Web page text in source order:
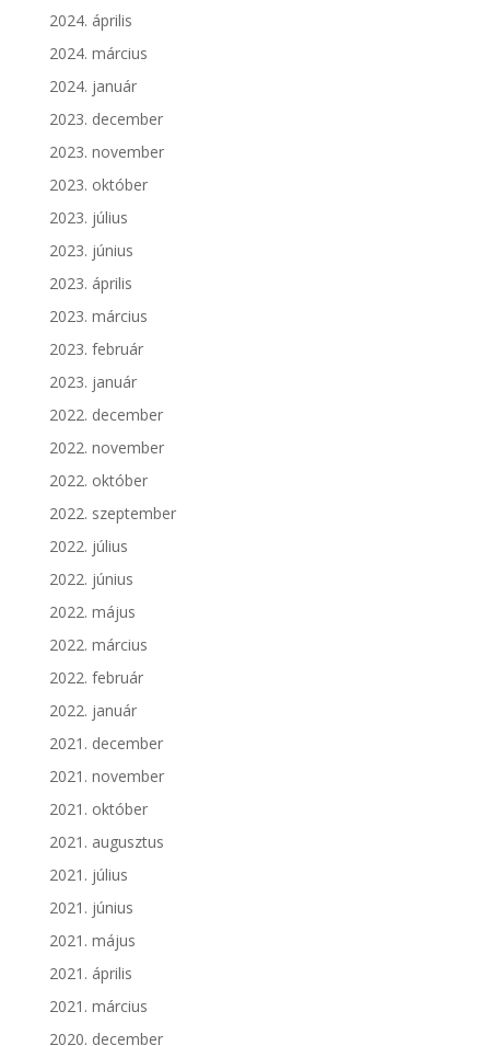
2024. április
2024. március
2024. január
2023. december
2023. november
2023. október
2023. július
2023. június
2023. április
2023. március
2023. február
2023. január
2022. december
2022. november
2022. október
2022. szeptember
2022. július
2022. június
2022. május
2022. március
2022. február
2022. január
2021. december
2021. november
2021. október
2021. augusztus
2021. július
2021. június
2021. május
2021. április
2021. március
2020. december